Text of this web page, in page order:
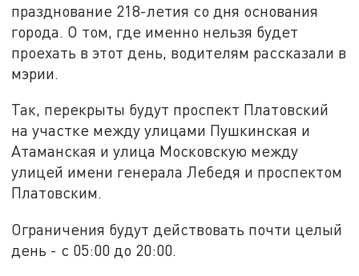
празднование 218-летия со дня основания
города. О том, где именно нельзя будет
проехать в этот день, водителям рассказали в
мэрии.
Так, перекрыты будут проспект Платовский
на участке между улицами Пушкинская и
Атаманская и улица Московскую между
улицей имени генерала Лебедя и проспектом
Платовским.
Ограничения будут действовать почти целый
день - с 05:00 до 20:00.